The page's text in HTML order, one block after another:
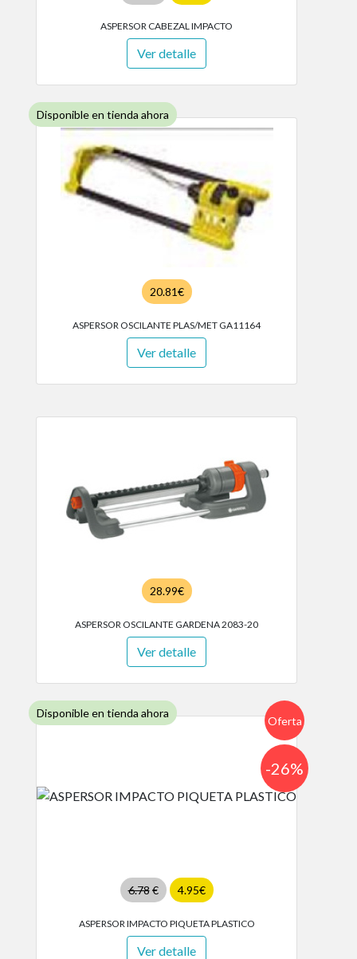
ASPERSOR CABEZAL IMPACTO
Ver detalle
Disponible en tienda ahora
20.81€
ASPERSOR OSCILANTE PLAS/MET GA11164
Ver detalle
28.99€
ASPERSOR OSCILANTE GARDENA 2083-20
Ver detalle
Disponible en tienda ahora
Oferta
6.78€ 4.95€
-26%
ASPERSOR IMPACTO PIQUETA PLASTICO
Ver detalle